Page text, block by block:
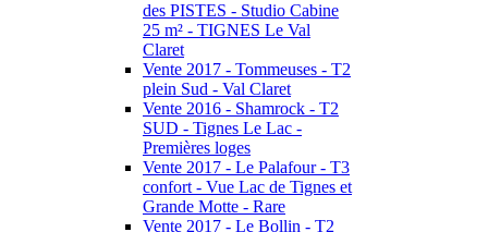
des PISTES - Studio Cabine
25 m² - TIGNES Le Val
Claret
Vente 2017 - Tommeuses - T2
plein Sud - Val Claret
Vente 2016 - Shamrock - T2
SUD - Tignes Le Lac -
Premières loges
Vente 2017 - Le Palafour - T3
confort - Vue Lac de Tignes et
Grande Motte - Rare
Vente 2017 - Le Bollin - T2